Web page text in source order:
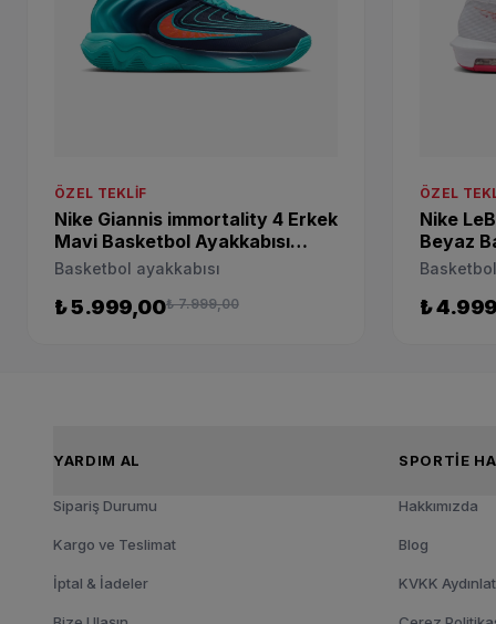
ÖZEL TEKLIF
Nike Giannis immortality 4 Erkek
Mavi Basketbol Ayakkabısı
FQ3680-302
Basketbol ayakkabısı
₺ 5.999,00₺ 7.999,00
ÖZEL
Nike
Beyaz
₺
YARDIM AL
Sipariş Durumu
Kargo ve Teslimat
İptal & İadeler
Hakkımızda
Blog
KVKK